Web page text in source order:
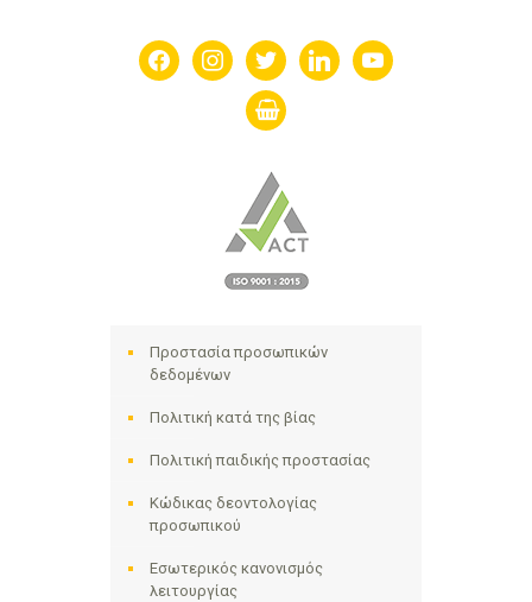
facebookinstagramtwitter linkedin youtube
shopping-
basket
Προστασία προσωπικών
δεδομένων
Πολιτική κατά της βίας
Πολιτική παιδικής προστασίας
Κώδικας δεοντολογίας
προσωπικού
Εσωτερικός κανονισμός
λειτουργίας